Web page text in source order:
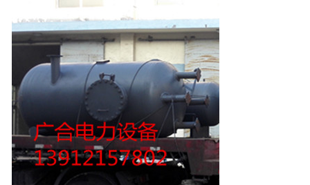
行业知识
厂房设备
联系我们
消音器系列